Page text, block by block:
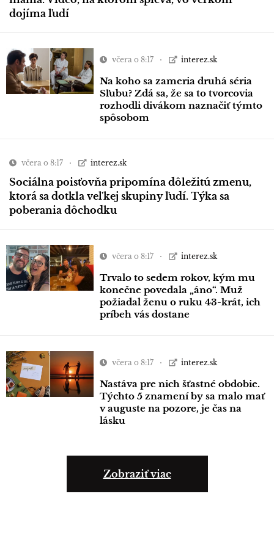
dojíma ľudí
včera o 8:17 interez.sk
Na koho sa zameria druhá séria
Sľubu? Zdá sa, že sa to tvorcovia
rozhodli divákom naznačiť týmto
spôsobom
včera o 8:17 interez.sk
Sociálna poisťovňa pripomína dôležitú zmenu,
ktorá sa dotkla veľkej skupiny ľudí. Týka sa
poberania dôchodku
včera o 8:17 interez.sk
Trvalo to sedem rokov, kým mu
konečne povedala „áno“. Muž
požiadal ženu o ruku 43-krát, ich
príbeh vás dostane
včera o 8:17 interez.sk
Nastáva pre nich šťastné obdobie.
Týchto 5 znamení by sa malo mať
v auguste na pozore, je čas na
lásku
Zobraziť viac